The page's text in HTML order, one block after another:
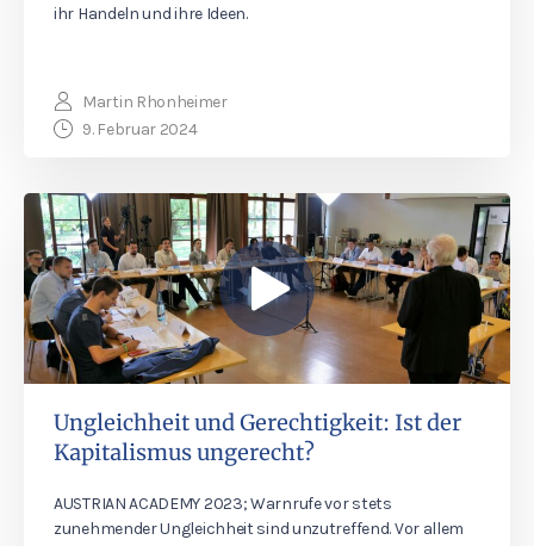
ihr Handeln und ihre Ideen.
Martin Rhonheimer
9. Februar 2024
Ungleichheit und Gerechtigkeit: Ist der
Kapitalismus ungerecht?
AUSTRIAN ACADEMY 2023; Warnrufe vor stets
zunehmender Ungleichheit sind unzutreffend. Vor allem